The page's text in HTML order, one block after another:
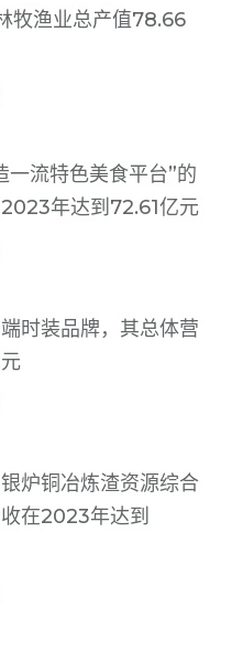
牧渔业总产值78.66
一流特色美食平台”的
年达到72.61亿元
时装品牌，其总体营
炉铜冶炼渣资源综合
在2023年达到